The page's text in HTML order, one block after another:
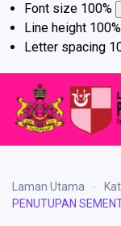
Font size 100%
Line height 100%
Letter spacing
Laman Utama
PENUTUPAN